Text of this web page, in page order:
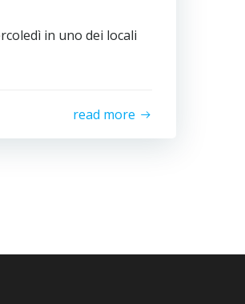
in uno dei locali
read more